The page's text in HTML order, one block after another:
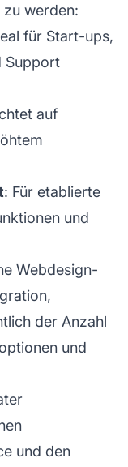
werden:
für Start-ups,
Support
auf
: Für etablierte
und
Webdesign-
der Anzahl
und
und den